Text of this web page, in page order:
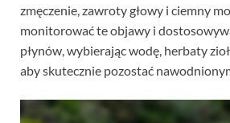
zmęczenie, zawroty głowy i ciemny
monitorować te objawy i
płynów, wybierając wodę, herbaty
aby skutecznie pozostać